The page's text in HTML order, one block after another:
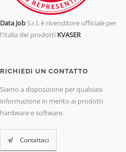
Data JobS.r.l. è rivenditore ufficiale per
l'Italia dei prodotti KVASER
RICHIEDI UN CONTATTO
Siamo a disposizione per qualsiasi
informazione in merito ai prodotti
hardware e software.
Contattaci